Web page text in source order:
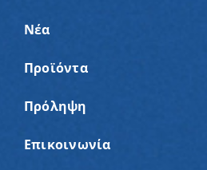
Νέα
Προϊόντα
Πρόληψη
Επικοινωνία